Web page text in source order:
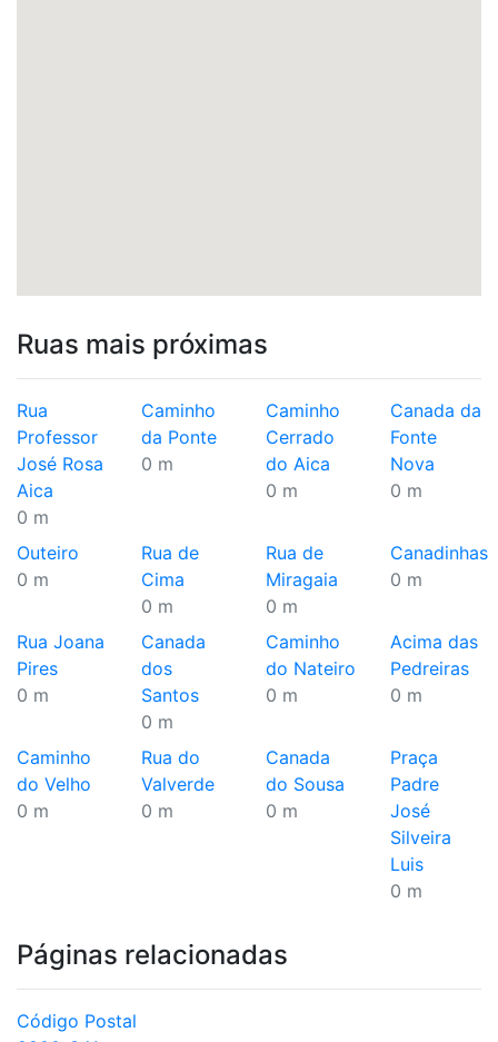
Ruas mais próximas
Rua
Professor
José Rosa
Aica
0 m
Caminho
da Ponte
0 m
Caminho
Cerrado
do Aica
0 m
Canada da
Fonte
Nova
0 m
Outeiro
0 m
Rua de
Cima
0 m
Rua de
Miragaia
0 m
Canadinhas
0 m
Rua Joana
Pires
0 m
Canada
dos
Santos
0 m
Caminho
do Nateiro
0 m
Acima das
Pedreiras
0 m
Caminho
do Velho
0 m
Rua do
Valverde
0 m
Canada
do Sousa
0 m
Praça
Padre
José
Silveira
Luis
0 m
Páginas relacionadas
Código Postal